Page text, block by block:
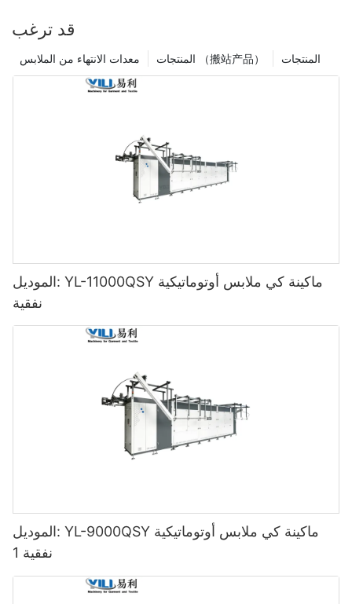
قد ترغب
المنتجات المنتجات （搬站产品） معدات الانتهاء من الملابس
الموديل: YL-11000QSY ماكينة كي ملابس أوتوماتيكية
نفقية
الموديل: YL-9000QSY ماكينة كي ملابس أوتوماتيكية
نفقية 1